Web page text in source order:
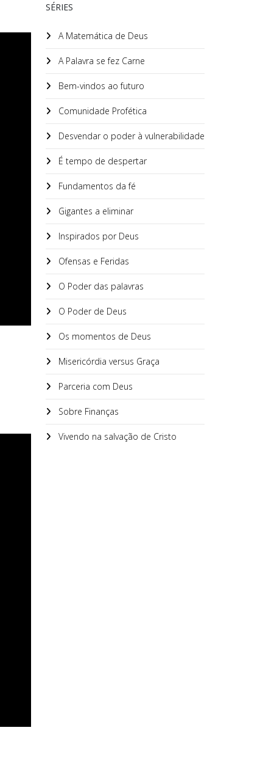
SÉRIES
A Matemática de Deus
A Palavra se fez Carne
Bem-vindos ao futuro
Comunidade Profética
Desvendar o poder à vulnerabilidade
É tempo de despertar
Fundamentos da fé
Gigantes a eliminar
Inspirados por Deus
Ofensas e Feridas
O Poder das palavras
O Poder de Deus
Os momentos de Deus
Misericórdia versus Graça
Parceria com Deus
Sobre Finanças
Vivendo na salvação de Cristo